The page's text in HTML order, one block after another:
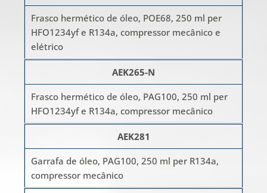
Frasco hermético de óleo, POE68, 250 ml per
HFO1234yf e R134a, compressor mecânico e
elétrico
AEK265-N
Frasco hermético de óleo, PAG100, 250 ml per
HFO1234yf e R134a, compressor mecânico
AEK281
Garrafa de óleo, PAG100, 250 ml per R134a,
compressor mecânico